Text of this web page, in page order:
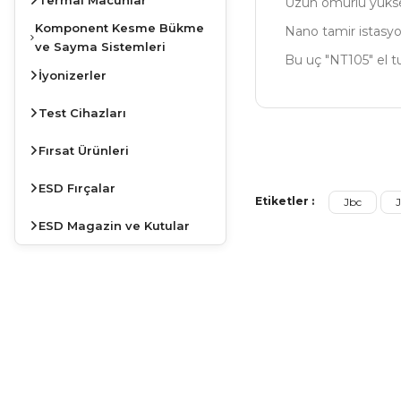
Komponent Kesme Bükme
ve Sayma Sistemleri
İyonizerler
Test Cihazları
Fırsat Ürünleri
ESD Fırçalar
ESD Magazin ve Kutular
Nano tamir
Bu uç "NT105" el
Ürün resmi
Etiketler : Jbc